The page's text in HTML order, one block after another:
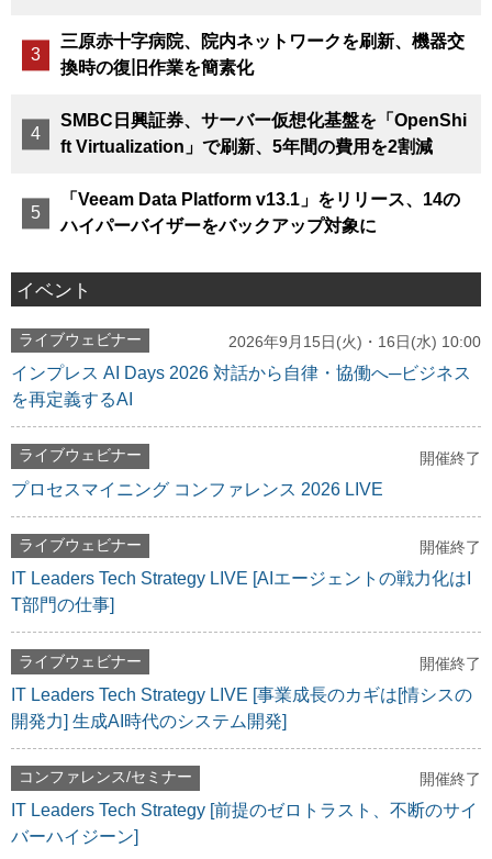
三原赤十字病院、院内ネットワークを刷新、機器交
換時の復旧作業を簡素化
SMBC日興証券、サーバー仮想化基盤を「OpenShi
ft Virtualization」で刷新、5年間の費用を2割減
「Veeam Data Platform v13.1」をリリース、14の
ハイパーバイザーをバックアップ対象に
イベント
ライブウェビナー 2026年9月15日(火)・16日(水) 10:00
インプレス AI Days 2026 対話から自律・協働へ─ビジネス
を再定義するAI
ライブウェビナー 開催終了
プロセスマイニング コンファレンス 2026 LIVE
ライブウェビナー 開催終了
IT Leaders Tech Strategy LIVE [AIエージェントの戦力化はI
T部門の仕事]
ライブウェビナー 開催終了
IT Leaders Tech Strategy LIVE [事業成長のカギは[情シスの
開発力] 生成AI時代のシステム開発]
コンファレンス/セミナー 開催終了
IT Leaders Tech Strategy [前提のゼロトラスト、不断のサイ
バーハイジーン]